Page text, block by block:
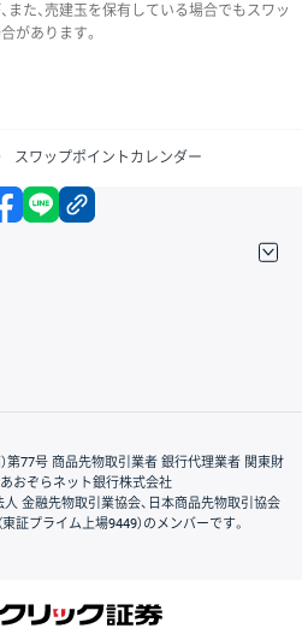
また、売建玉を保有している場合でもスワッ
があります。
スワップポイントカレンダー
X facebook
第77号 商品先物取引業者 銀行代理業者 関東財
あおぞらネット銀行株式会社
人 金融先物取引業協会、日本商品先物取引協会
証プライム上場9449）のメンバーです。